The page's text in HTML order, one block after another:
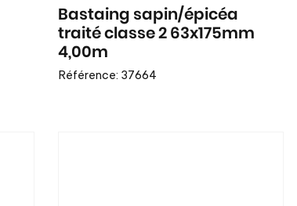
Bastaing sapin/épicéa
traité classe 2 63x175mm
4,00m
Référence: 37664